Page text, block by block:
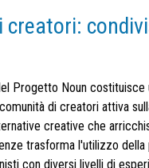
creatori:
Progetto Noun
di creatori attiva
creative che
trasforma l'utilizzo
con diversi livelli di